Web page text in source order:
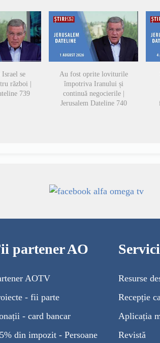
Israel se
război |
739
Au fost oprite loviturile
împotriva Iranului și
continuă negocierile |
Jerusalem Dateline 740
partener AO
AOTV
- fii parte
- card bancar
din impozit - Persoane
Resurse
Recepție
Aplicația
Revistă